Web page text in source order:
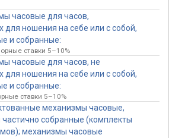
часовые для часов,
для ношения на себе или с собой,
и собранные:
ставки 5–10%
часовые для часов, не
для ношения на себе или с собой,
и собранные:
ставки 5–10%
механизмы часовые,
собранные (комплекты
механизмы часовые